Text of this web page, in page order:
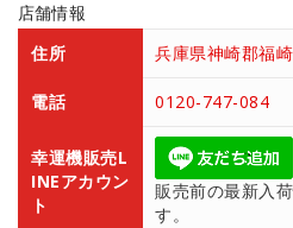
店舗情報
住所
兵庫県神崎郡福
電話 0120-747-084
幸運機販売L
INEアカウン
ト
販売前の最新入
す。